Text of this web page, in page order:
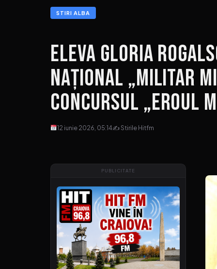
STIRI ALBA
Eleva Gloria
Național „Militar
Concursul „Eroul
12 iunie 2026, 05:14✍ Stirile Hitfm
PUBLICITATE